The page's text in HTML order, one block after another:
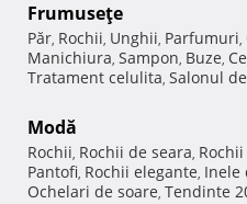
Frumuseţe
Păr, Rochii, Unghii, Parfumuri,
Manichiura, Sampon, Buze,
Tratament celulita, Salonul
Modă
Rochii, Rochii de seara,
Pantofi, Rochii elegante, Inele
Ochelari de soare, Tendinte